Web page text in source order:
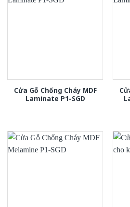
Cửa Gỗ Chống Cháy MDF
Laminate P1-SGD